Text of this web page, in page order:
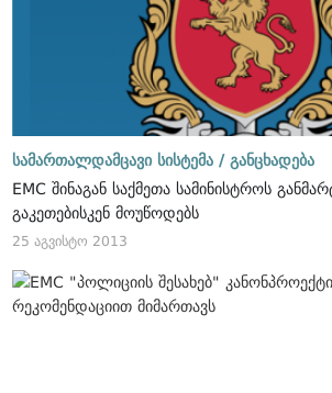
სამართალდამცავი სისტემა / განცხადება
EMC შინაგან საქმეთა სამინისტროს
გაკეთებისკენ მოუწოდებს
25 აგვისტო 2013